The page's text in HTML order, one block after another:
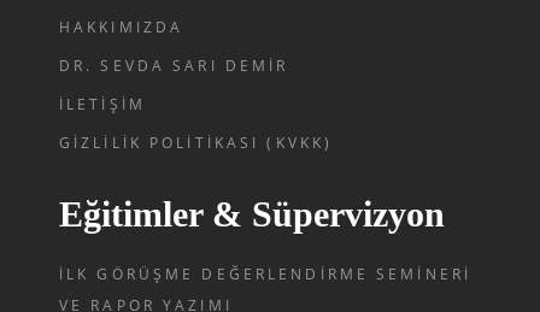
HAKKIMIZDA
DR. SEVDA SARI DEMIR
İLETIŞIM
GIZLILIK POLITIKASI (KVKK)
Eğitimler & Süpervizyon
İLK GÖRÜŞME DEĞERLENDIRME SEMINERI
VE RAPOR YAZIMI